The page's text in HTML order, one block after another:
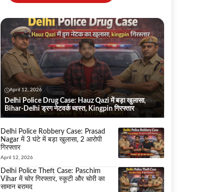
April 12, 2026
Delhi Police Drug Case: Hauz Qazi में बड़ा खुलासा,
Bihar-Delhi ड्रग नेटवर्क ध्वस्त, Kingpin गिरफ्तार
Delhi Police Robbery Case: Prasad
Nagar में 3 घंटे में बड़ा खुलासा, 2 आरोपी
गिरफ्तार
April 12, 2026
Delhi Police Theft Case: Paschim
Vihar में चोर गिरफ्तार, स्कूटी और चोरी का
सामान बरामद